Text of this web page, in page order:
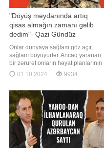
"Döyüş meydanında artıq
qisas almağın zamanı gəlib
dedim"- Qazi Gündüz
Əhmədov
Onlar dünyaya sağlam göz açır,
sağlam böyüyürlər. Ancaq yaranan
bir zərurət onların həyat planlarının
və sağlamlıqlarının üzərindən xətt
çəkir. O zərurət Vətəni düşməndən
qaytarmaqdı. Bu yolda
sağlamlığından keçən
igidlərimizdən biri kapitan Gündüz
Əhmədovdur. 20 yanvarda anada
01.10.2024 9934